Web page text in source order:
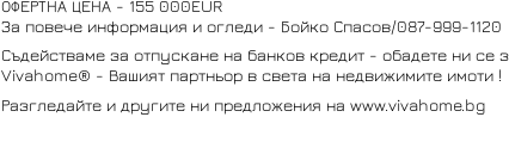
ОФЕРТНА ЦЕНА - 155 000EUR
За повече информация и огледи - Бойко Спасов/087-999-1120
Съдействаме за отпускане на банков кредит - обадете ни се
Vivahome® - Вашият партньор в света на недвижимите имоти !
Разгледайте и другите ни предложения на www.vivahome.bg